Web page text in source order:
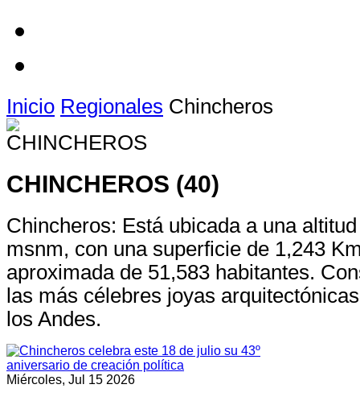
Inicio Regionales Chincheros
CHINCHEROS (40)
Chincheros: Está ubicada a una
msnm, con una superficie de 1,243
aproximada de 51,583 habitantes.
las más célebres joyas
los Andes.
Miércoles, Jul 15 2026